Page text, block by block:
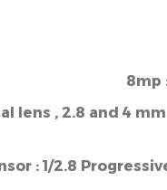
8mp
lens , 2.8 and 4 mm
:1/2.8